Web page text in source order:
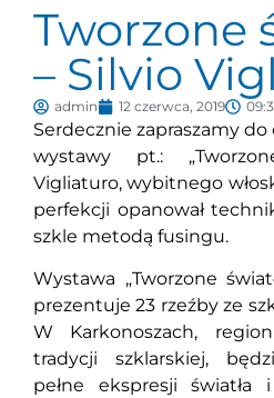
Tworzone
– Silvio
admin 12 czerwca, 2019
Serdecznie zapraszamy
wystawy pt.:
Vigliaturo, wybitnego
perfekcji opanował
szkle metodą fusingu.
Wystawa „Tworzone
prezentuje 23 rzeźby ze
W Karkonoszach,
tradycji szklarskiej,
pełne ekspresji